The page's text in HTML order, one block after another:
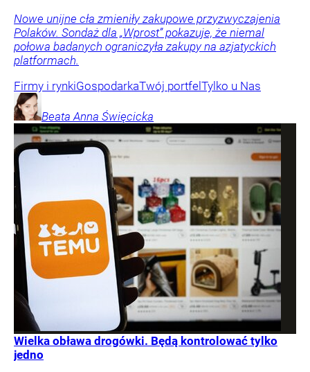
Nowe unijne cła zmieniły zakupowe przyzwyczajenia
Polaków. Sondaż dla „Wprost” pokazuje, że niemal
połowa badanych ograniczyła zakupy na azjatyckich
platformach.
Firmy i rynkiGospodarkaTwój portfel Tylko u Nas
Beata Anna Święcicka
Wielka obława drogówki. Będą kontrolować tylko
jedno